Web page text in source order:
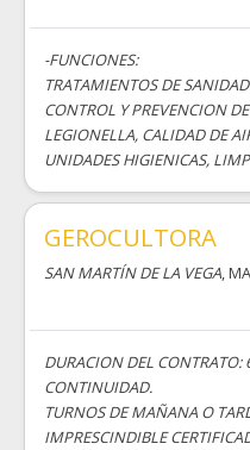
-FUNCIONES:
TRATAMIENTOS DE
CONTROL Y PREVENCION
LEGIONELLA, CALIDAD DE
UNIDADES HIGIENICAS,
GEROCULTORA
SAN MARTÍN DE LA VEGA,
DURACION DEL CONTRATO:
CONTINUIDAD.
TURNOS DE MAÑANA O
IMPRESCINDIBLE